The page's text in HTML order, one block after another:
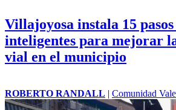
Villajoyosa instala 15 pasos
inteligentes para mejorar
vial en el municipio
ROBERTO RANDALL | Comunidad